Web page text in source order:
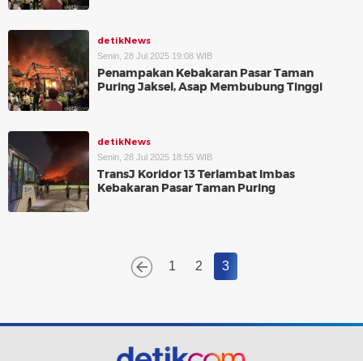
detikNews
Senin, 28 Jul 2025 19:08 WIB
Penampakan Kebakaran Pasar Taman
Puring Jaksel, Asap Membubung Tinggi
detikNews
Senin, 28 Jul 2025 18:55 WIB
TransJ Koridor 13 Terlambat Imbas
Kebakaran Pasar Taman Puring
1 2 3